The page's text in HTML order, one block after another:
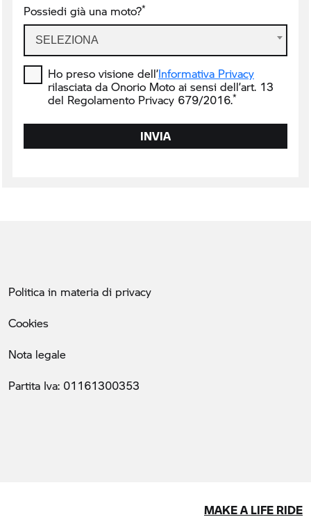
Possiedi già una moto?*
SELEZIONA
Ho preso visione dell’Informativa Privacy
rilasciata da Onorio Moto ai sensi dell’art. 13
del Regolamento Privacy 679/2016.*
INVIA
Politica in materia di privacy
Cookies
Nota legale
Partita Iva: 01161300353
MAKE A LIFE RIDE